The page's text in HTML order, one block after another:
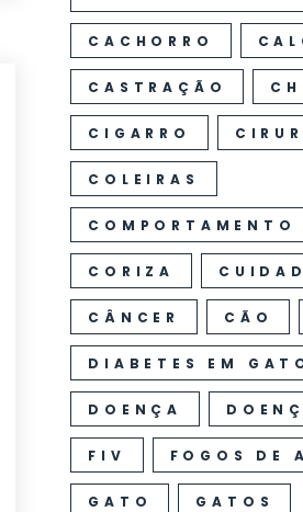
CACHORRO
CASTRAÇÃO
CIGARRO
COLEIRAS
COMPORTAMENTO
CORIZA
CÂNCER CÃO
DIABETES EM
DOENÇA
FIV FOGOS DE
GATO GATOS